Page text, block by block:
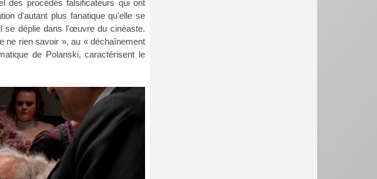
des procédés falsificateurs qui ont
d'autant plus fanatique qu'elle se
se déplie dans l'œuvre du cinéaste.
ne rien savoir », au « déchaînement
de Polanski, caractérisent le